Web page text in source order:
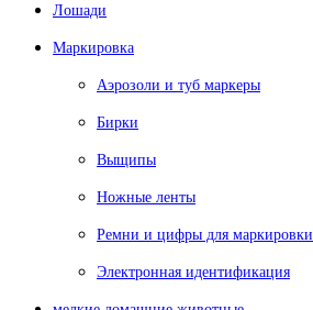
Лошади
Маркировка
Аэрозоли и туб маркеры
Бирки
Выщипы
Ножные ленты
Ремни и цифры для маркировки
Электронная идентификация